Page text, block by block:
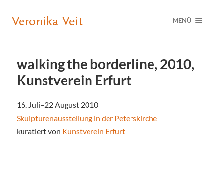
MENÜ
walking the borderline, 2010,
Kunstverein Erfurt
16. Juli–22 August 2010
Skulpturenausstellung in der Peterskirche
kuratiert von Kunstverein Erfurt